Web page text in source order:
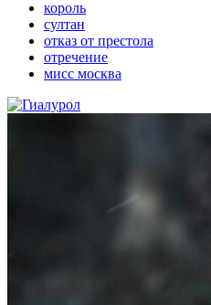
король
султан
отказ от престола
отречение
мисс москва